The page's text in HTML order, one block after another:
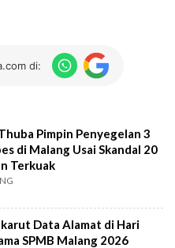
di:
Pimpin Penyegelan 3
di Malang Usai Skandal 20
Terkuak
Data Alamat di Hari
SPMB Malang 2026